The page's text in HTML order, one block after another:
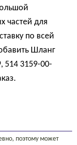
частей для
по всей
Шланг
3159-00-
поэтому может